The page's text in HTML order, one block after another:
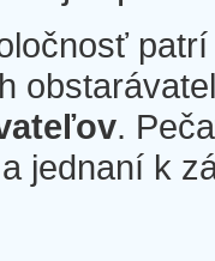
.
jednaní k